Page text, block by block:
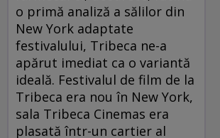
o primă analiză a sălilor din
New York adaptate
festivalului, Tribeca ne-a
apărut imediat ca o variantă
ideală. Festivalul de film de la
Tribeca era nou în New York,
sala Tribeca Cinemas era
plasată într-un cartier al